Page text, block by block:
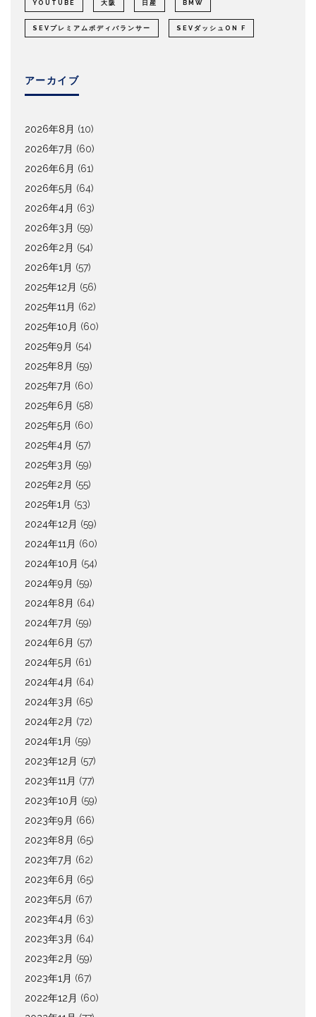
YOUTUBE 大阪 日産 BMW
SEVプレミアムボディバランサー SEVダッシュON F
アーカイブ
2026年8月 (10)
2026年7月 (60)
2026年6月 (61)
2026年5月 (64)
2026年4月 (63)
2026年3月 (59)
2026年2月 (54)
2026年1月 (57)
2025年12月 (56)
2025年11月 (62)
2025年10月 (60)
2025年9月 (54)
2025年8月 (59)
2025年7月 (60)
2025年6月 (58)
2025年5月 (60)
2025年4月 (57)
2025年3月 (59)
2025年2月 (55)
2025年1月 (53)
2024年12月 (59)
2024年11月 (60)
2024年10月 (54)
2024年9月 (59)
2024年8月 (64)
2024年7月 (59)
2024年6月 (57)
2024年5月 (61)
2024年4月 (64)
2024年3月 (65)
2024年2月 (72)
2024年1月 (59)
2023年12月 (57)
2023年11月 (77)
2023年10月 (59)
2023年9月 (66)
2023年8月 (65)
2023年7月 (62)
2023年6月 (65)
2023年5月 (67)
2023年4月 (63)
2023年3月 (64)
2023年2月 (59)
2023年1月 (67)
2022年12月 (60)